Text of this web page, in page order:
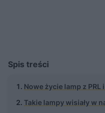
Spis treści
Nowe życie lamp z PRL
Takie lampy wisiały w